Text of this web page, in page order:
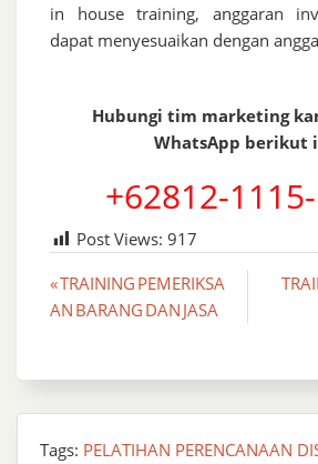
in house training, anggaran
dapat menyesuaikan dengan
Hubungi tim marketing
WhatsApp berikut
+62812-
Post Views: 917
Post
navigation
« TRAINING PEMERIKSA
AN BARANG DAN JASA
Tags: PELATIHAN PERENCANAAN